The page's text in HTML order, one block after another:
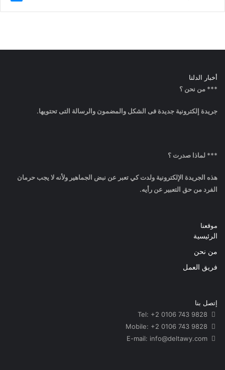
أخبار الدلتا
*** من نحن ؟
جريدة إلكترونية جديدة فى الشكل والمضمون والرسالة التى تحتويها.
*** لماذا صدرت ؟
هذه الجريدة الإلكترونية ولدت كي تعبر عن نبض الجماهير ولأنه لا يجب حرمان
الفرد من حق التعبير عن رأيه.
موقعنا
الرئيسية
من نحن
فريق العمل
إتصل بنا
info@deltawy.com